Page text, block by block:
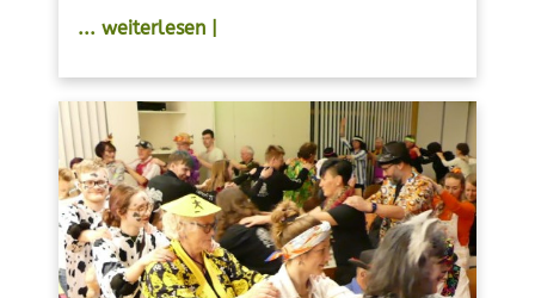
... weiterlesen |